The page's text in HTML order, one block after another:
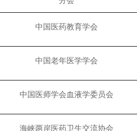
中国医药教育学会
中国老年医学学会
中 国 医师学会血液学委员会
海峡两岸医药卫生交流协会